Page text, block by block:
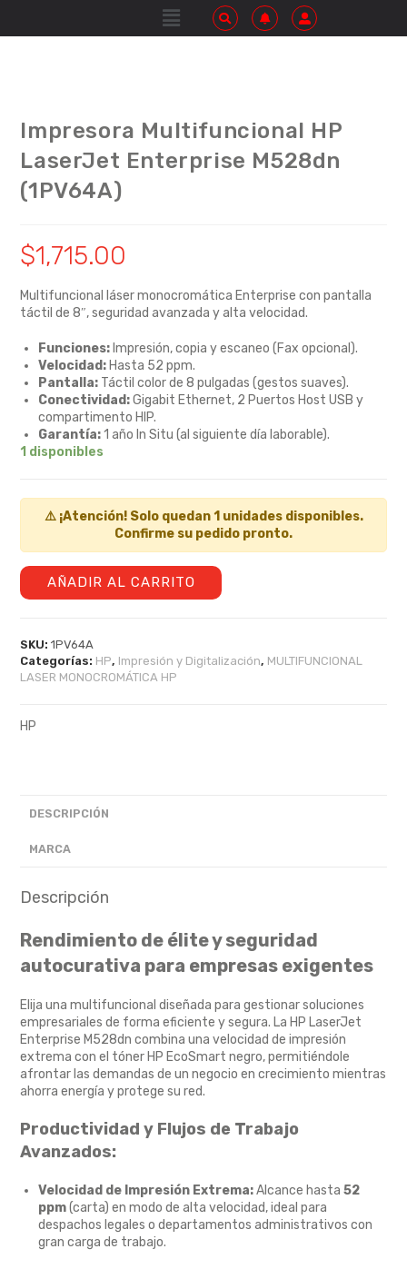
Impresora Multifuncional HP
LaserJet Enterprise M528dn
(1PV64A)
$1,715.00
Multifuncional láser monocromática Enterprise con pantalla
táctil de 8″,seguridad avanzada y alta velocidad.
Funciones: Impresión,copia y escaneo (Fax opcional).
Velocidad: Hasta 52 ppm.
Pantalla: Táctil color de 8 pulgadas (gestos suaves).
Conectividad:Gigabit Ethernet, 2 Puertos Host USB y
compartimento HIP.
Garantía:1 año In Situ (al siguiente día laborable).
1 disponibles
⚠️ ¡Atención! Solo quedan 1 unidades disponibles.
Confirme su pedido pronto.
AÑADIR AL CARRITO
SKU:1PV64A
Categorías: HP, Impresión y Digitalización, MULTIFUNCIONAL
LASER MONOCROMÁTICA HP
HP
DESCRIPCIÓN
MARCA
Descripción
Rendimiento de élite y seguridad
autocurativa para empresas exigentes
Elija una multifuncional diseñada para gestionar soluciones
empresariales de forma eficiente y segura. La HP LaserJet
Enterprise M528dn combina una velocidad de impresión
extrema con el tóner HP EcoSmart negro,permitiéndole
afrontar las demandas de un negocio en crecimiento mientras
ahorra energía y protege su red.
Productividad y Flujos de Trabajo
Avanzados:
Velocidad de Impresión Extrema:Alcance hasta52
ppm(carta) en modo de alta velocidad,ideal para
despachos legales o departamentos administrativos con
gran carga de trabajo.